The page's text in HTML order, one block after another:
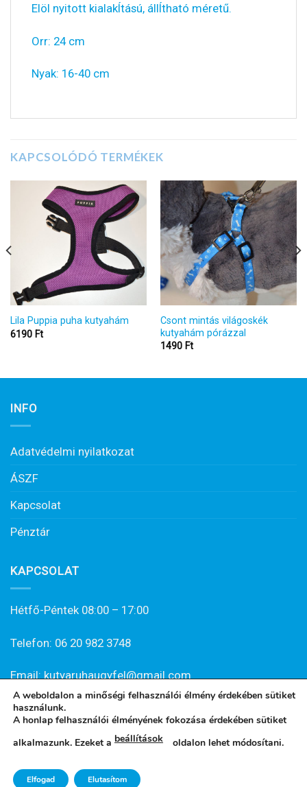
Elöl nyitott kialakÍtású, állÍtható méretű.
Orr: 24 cm
Nyak: 16-40 cm
KAPCSOLÓDÓ TERMÉKEK
Lila Puppia puha kutyahám
6190 Ft
Csont mintás világoskék
kutyahám pórázzal
1490 Ft
INFO
Adatvédelmi nyilatkozat
ÁSZF
Kapcsolat
Pénztár
KAPCSOLAT
Hétfő-Péntek 08:00 – 17:00
Telefon: 06 20 982 3748
Email: kutyaruhaugyfel@gmail.com
Minden jog fenntartva 2021 © kutyaruha.hu - Kutyaruha,
kutyakabát, kutyacipő
A weboldalon a minőségi felhasználói élmény érdekében sütiket
használunk.
A honlap felhasználói élményének fokozása érdekében sütiket
alkalmazunk. Ezeket a beállítások oldalon lehet módosítani.
Elfogad Elutasítom